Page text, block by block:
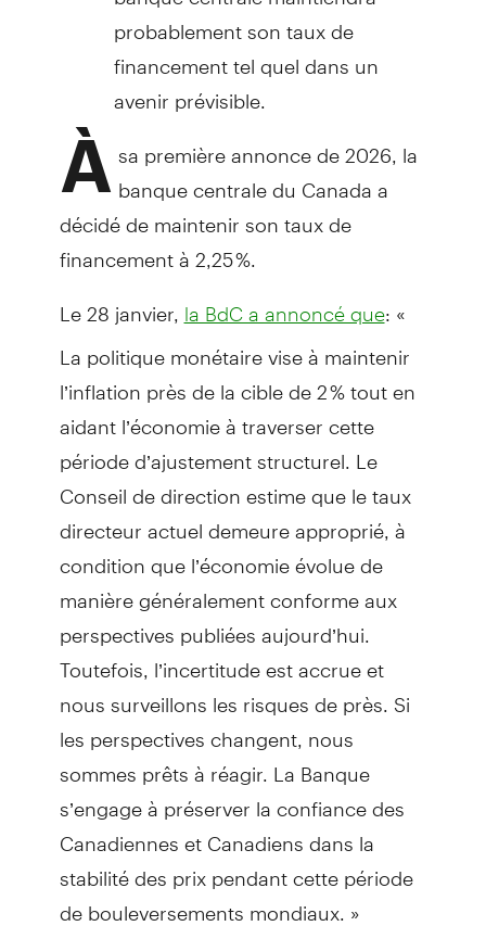
probablement son taux de
financement tel quel dans un
avenir prévisible.
À sa première annonce de 2026, la
banque centrale du Canada a
décidé de maintenir son taux de
financement à 2,25 %.
Le 28 janvier, la BdC a annoncé que: «
La politique monétaire vise à maintenir
l’inflation près de la cible de 2 % tout en
aidant l’économie à traverser cette
période d’ajustement structurel. Le
Conseil de direction estime que le taux
directeur actuel demeure approprié, à
condition que l’économie évolue de
manière généralement conforme aux
perspectives publiées aujourd’hui.
Toutefois, l’incertitude est accrue et
nous surveillons les risques de près. Si
les perspectives changent, nous
sommes prêts à réagir. La Banque
s’engage à préserver la confiance des
Canadiennes et Canadiens dans la
stabilité des prix pendant cette période
de bouleversements mondiaux. »